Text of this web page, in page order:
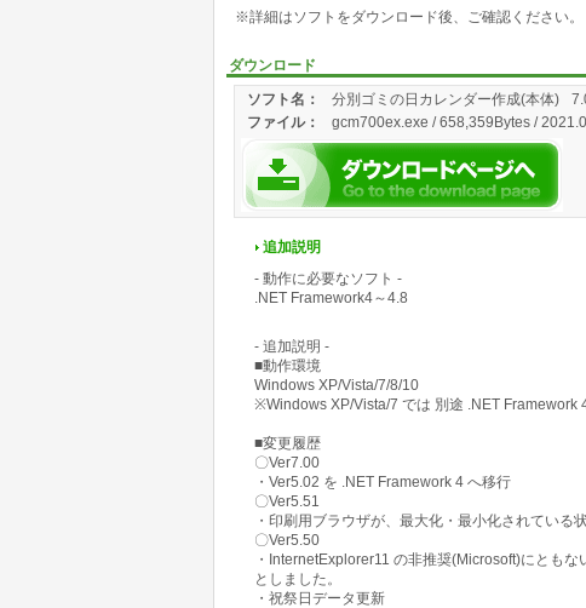
※詳細はソフトをダウンロード後、ご確認ください。
ダウンロード
ソフト名：
分別ゴミの日カレンダー作成(本体)
ファイル： gcm700ex.exe / 658,359Bytes /
追加説明
- 動作に必要なソフト -
.NET Framework4～4.8
- 追加説明 -
■動作環境
Windows XP/Vista/7/8/10
※Windows XP/Vista/7 では 別途 .NET Framework
■変更履歴
〇Ver7.00
・Ver5.02 を .NET Framework 4 へ移行
〇Ver5.51
・印刷用ブラウザが、最大化・最小化されている
〇Ver5.50
・InternetExplorer11 の非推奨(Microsoft)にとも
としました。
・祝祭日データ更新